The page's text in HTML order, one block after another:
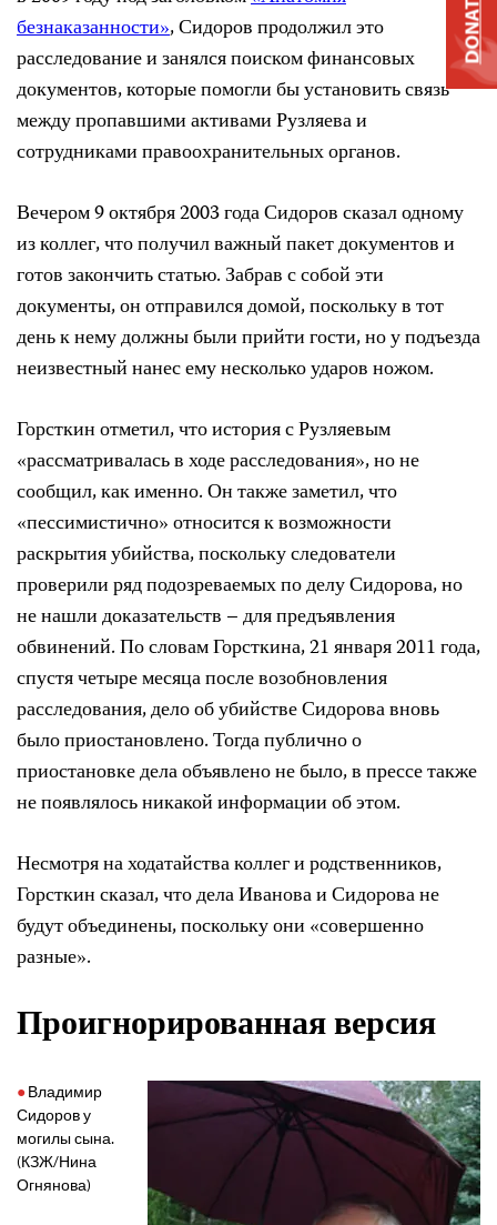
безнаказанности», Сидоров продолжил это
расследование и занялся поиском финансовых
документов, которые помогли бы установить связь
между пропавшими активами Рузляева и
сотрудниками правоохранительных органов.
Вечером 9 октября 2003 года Сидоров сказал одному
из коллег, что получил важный пакет документов и
готов закончить статью. Забрав с собой эти
документы, он отправился домой, поскольку в тот
день к нему должны были прийти гости, но у подъезда
неизвестный нанес ему несколько ударов ножом.
Горсткин отметил, что история с Рузляевым
«рассматривалась в ходе расследования», но не
сообщил, как именно. Он также заметил, что
«пессимистично» относится к возможности
раскрытия убийства, поскольку следователи
проверили ряд подозреваемых по делу Сидорова, но
не нашли доказательств – для предъявления
обвинений. По словам Горсткина, 21 января 2011 года,
спустя четыре месяца после возобновления
расследования, дело об убийстве Сидорова вновь
было приостановлено. Тогда публично о
приостановке дела объявлено не было, в прессе также
не появлялось никакой информации об этом.
Несмотря на ходатайства коллег и родственников,
Горсткин сказал, что дела Иванова и Сидорова не
будут объединены, поскольку они «совершенно
разные».
Проигнорированная версия
Владимир
Сидоров у
могилы сына.
(КЗЖ/Нина
Огнянова)
DONATE